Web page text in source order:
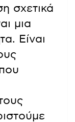
σχετικά
μια
Είναι